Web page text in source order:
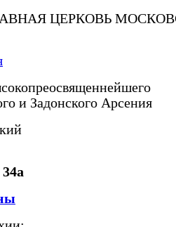
ЦЕРКОВЬ
и Задонского Арсения